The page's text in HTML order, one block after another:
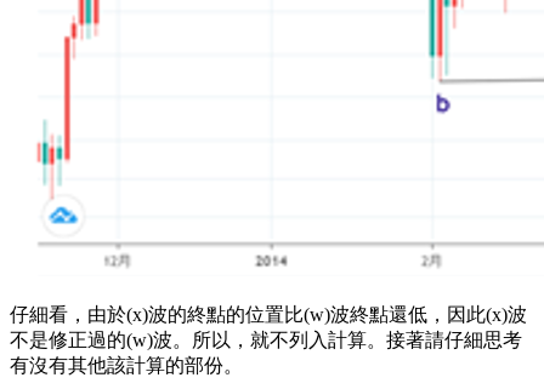
仔細看，由於(x)波的終點的位置比(w)波終點還低，因此(x)波
不是修正過的(w)波。所以，就不列入計算。接著請仔細思考
有沒有其他該計算的部份。